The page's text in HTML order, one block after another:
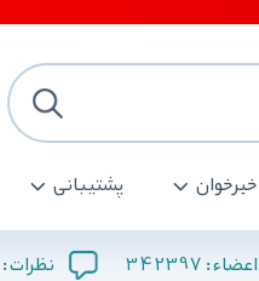
خبرخوان پشتیبانی
اعضاء : 342397 نظرات :